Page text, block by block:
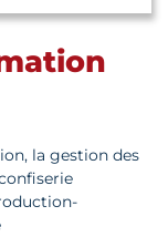
la gestion des